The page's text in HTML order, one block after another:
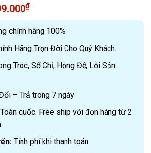
₫
chính hãng 100%
Hãng Trọn Đời Cho Quý Khách.
Tróc, Sổ Chỉ, Hỏng Đế, Lỗi Sản
ổi – Trả trong 7 ngày
Toàn quốc. Free ship với đơn hàng từ 2
Tính phí khi thanh toán